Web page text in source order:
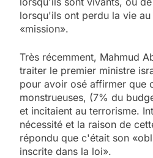
lorsqu'ils ont perdu la vie
«mission».
Très récemment, Mahmud
traiter le premier ministre
pour avoir osé affirmer que
monstrueuses, (7% du
et incitaient au terrorisme.
nécessité et la raison de
répondu que c'était son
inscrite dans la loi».